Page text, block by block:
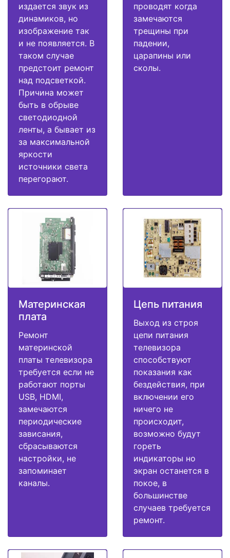
издается звук из
динамиков, но
изображение так
и не появляется. В
таком случае
предстоит ремонт
над подсветкой.
Причина может
быть в обрыве
светодиодной
ленты, а бывает из
за максимальной
яркости
источники света
перегорают.
проводят когда
замечаются
трещины при
падении,
царапины или
сколы.
Материнская
плата
Ремонт
материнской
платы телевизора
требуется если не
работают порты
USB, HDMI,
замечаются
периодические
зависания,
сбрасываются
настройки, не
запоминает
каналы.
Цепь питания
Выход из строя
цепи питания
телевизора
способствуют
показания как
бездействия, при
включении его
ничего не
происходит,
возможно будут
гореть
индикаторы но
экран останется в
покое, в
большинстве
случаев требуется
ремонт.